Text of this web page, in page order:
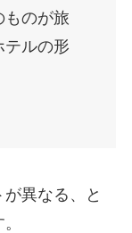
ものが旅
テルの形
異なる、と